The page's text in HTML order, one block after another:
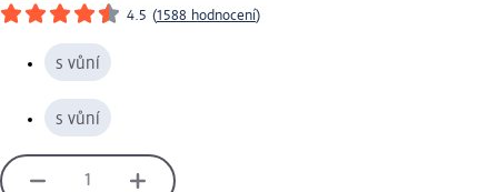
4.5 (1588 hodnocení)
s vůní
s vůní